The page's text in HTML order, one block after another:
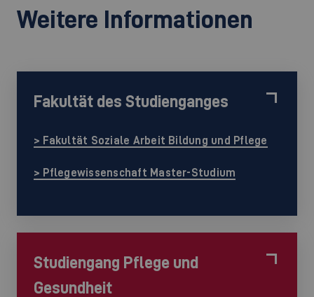
Weitere Informationen
Fakultät des Studienganges
> Fakultät Soziale Arbeit Bildung und Pflege
> Pflegewissenschaft Master-Studium
Studiengang Pflege und
Gesundheit